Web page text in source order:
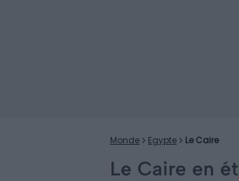
Monde Egypte Le Caire
Le Caire en